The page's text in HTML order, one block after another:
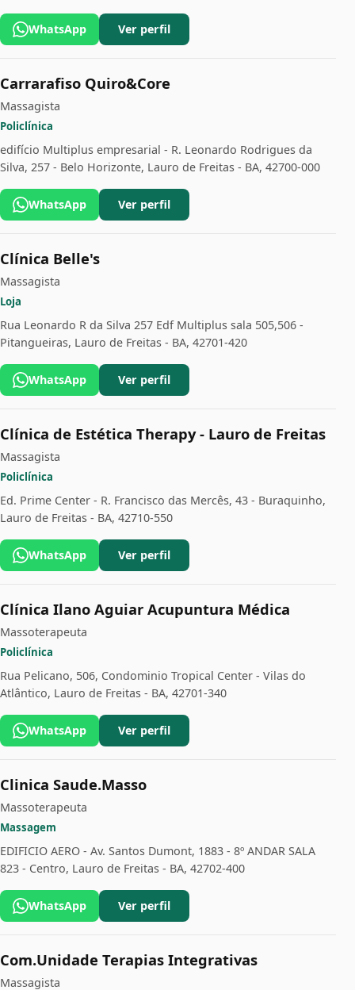
WhatsApp Ver perfil
Carrarafiso Quiro&Core
Massagista
Policlínica
edifício Multiplus empresarial - R. Leonardo Rodrigues da
Silva, 257 - Belo Horizonte, Lauro de Freitas - BA, 42700-000
WhatsApp Ver perfil
Clínica Belle's
Massagista
Loja
Rua Leonardo R da Silva 257 Edf Multiplus sala 505,506 -
Pitangueiras, Lauro de Freitas - BA, 42701-420
WhatsApp Ver perfil
Clínica de Estética Therapy - Lauro de Freitas
Massagista
Policlínica
Ed. Prime Center - R. Francisco das Mercês, 43 - Buraquinho,
Lauro de Freitas - BA, 42710-550
WhatsApp Ver perfil
Clínica Ilano Aguiar Acupuntura Médica
Massoterapeuta
Policlínica
Rua Pelicano, 506, Condominio Tropical Center - Vilas do
Atlântico, Lauro de Freitas - BA, 42701-340
WhatsApp Ver perfil
Clinica Saude.Masso
Massoterapeuta
Massagem
EDIFICIO AERO - Av. Santos Dumont, 1883 - 8º ANDAR SALA
823 - Centro, Lauro de Freitas - BA, 42702-400
WhatsApp Ver perfil
Com.Unidade Terapias Integrativas
Massagista